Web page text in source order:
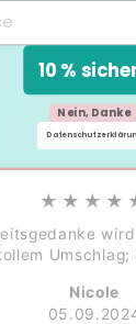
Nicole
10 %
Nein, Danke